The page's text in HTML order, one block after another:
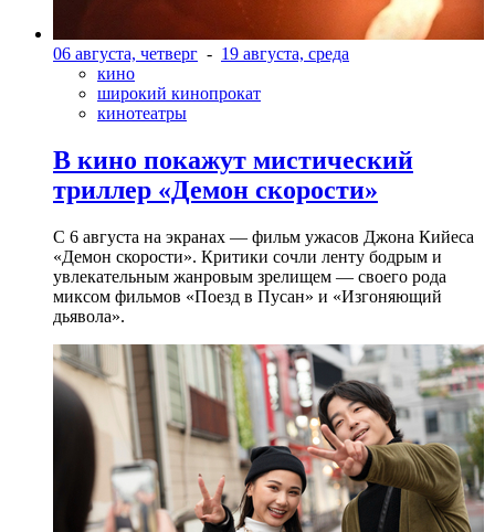
06 августа, четверг - 19 августа, среда
кино
широкий кинопрокат
кинотеатры
В кино покажут мистический
триллер «Демон скорости»
С 6 августа на экранах — фильм ужасов Джона Кийеса
«Демон скорости». Критики сочли ленту бодрым и
увлекательным жанровым зрелищeм — своего рода
миксом фильмов «Поезд в Пусан» и «Изгоняющий
дьявола».